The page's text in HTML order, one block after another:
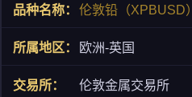
伦敦铅（XPBUSD）
欧洲-英国
伦敦金属交易所